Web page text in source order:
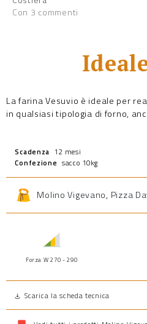
Con 3 commenti
La farina Vesuvio è ideale per
in qualsiasi tipologia di forno,
Scadenza 12 mesi
Confezione sacco 10kg
Molino Vigevano, Pizza
Forza W 270 - 290
Scarica la scheda tecnica